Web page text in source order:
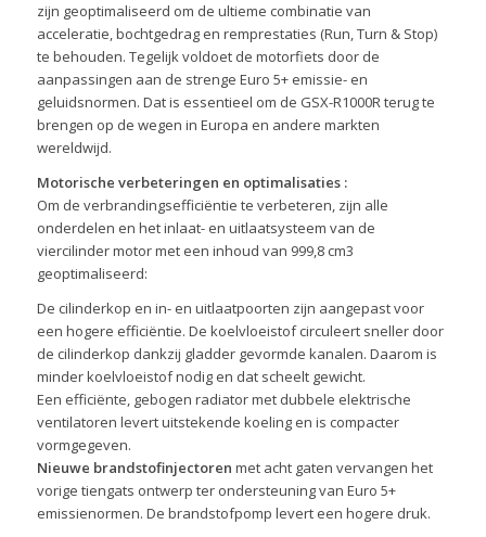
zijn geoptimaliseerd om de ultieme combinatie van
acceleratie, bochtgedrag en remprestaties (Run, Turn & Stop)
te behouden. Tegelijk voldoet de motorfiets door de
aanpassingen aan de strenge Euro 5+ emissie- en
geluidsnormen. Dat is essentieel om de GSX-R1000R terug te
brengen op de wegen in Europa en andere markten
wereldwijd.
Motorische verbeteringen en optimalisaties :
Om de verbrandingsefficiëntie te verbeteren, zijn alle
onderdelen en het inlaat- en uitlaatsysteem van de
viercilinder motor met een inhoud van 999,8 cm3
geoptimaliseerd:
De cilinderkop en in- en uitlaatpoorten zijn aangepast voor
een hogere efficiëntie. De koelvloeistof circuleert sneller door
de cilinderkop dankzij gladder gevormde kanalen. Daarom is
minder koelvloeistof nodig en dat scheelt gewicht.
Een efficiënte, gebogen radiator met dubbele elektrische
ventilatoren levert uitstekende koeling en is compacter
vormgegeven.
Nieuwe brandstofinjectoren met acht gaten vervangen het
vorige tiengats ontwerp ter ondersteuning van Euro 5+
emissienormen. De brandstofpomp levert een hogere druk.